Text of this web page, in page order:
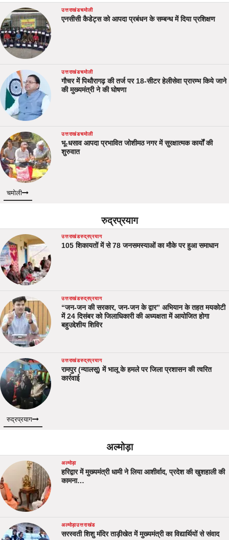
उत्तराखंडचमोली
एनसीसी कैडेट्स को आपदा प्रबंधन के सम्बन्ध में दिया प्रशिक्षण
उत्तराखंडचमोली
गौचर में पिथौरागढ़ की तर्ज पर 18-सीटर हेलीसेवा प्रारम्भ किये जाने
की मुख्यमंत्री ने की घोषणा
उत्तराखंडचमोली
भू-धसाव आपदा प्रभावित जोशीमठ नगर में सुरक्षात्मक कार्यों की
शुरुवात
चमोली
रुद्रप्रयाग
उत्तराखंडरुद्रप्रयाग
105 शिकायतों में से 78 जनसमस्याओं का मौके पर हुआ समाधान
उत्तराखंडरुद्रप्रयाग
“जन-जन की सरकार, जन-जन के द्वार” अभियान के तहत मयकोटी
में 24 दिसंबर को जिलाधिकारी की अध्यक्षता में आयोजित होगा
बहुउद्देशीय शिविर
उत्तराखंडरुद्रप्रयाग
रामपुर (न्यालसू) में भालू के हमले पर जिला प्रशासन की त्वरित
कार्रवाई
रुद्रप्रयाग
अल्मोड़ा
अल्मोड़ा
हरिद्वार में मुख्यमंत्री धामी ने लिया आशीर्वाद, प्रदेश की खुशहाली की
कामना…
अल्मोड़ाउत्तराखंड
सरस्वती शिशु मंदिर ताड़ीखेत में मुख्यमंत्री का विद्यार्थियों से संवाद